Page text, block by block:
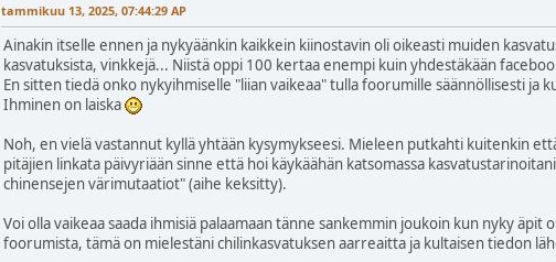
tammikuu 13, 2025, 07:44:29 AP
Ainakin itselle ennen ja nykyäänkin kaikkein kiinostavin oli oikeasti muiden
kasvatuksista, vinkkejä... Niistä oppi 100 kertaa enempi kuin yhdestäkään
En sitten tiedä onko nykyihmiselle "liian vaikeaa" tulla foorumille säännöllisesti ja
Ihminen on laiska
Noh, en vielä vastannut kyllä yhtään kysymykseesi. Mieleen putkahti kuitenkin
pitäjien linkata päivyriään sinne että hoi käykäähän katsomassa
chinensejen värimutaatiot" (aihe keksitty).
Voi olla vaikeaa saada ihmisiä palaamaan tänne sankemmin joukoin kun nyky äpit
foorumista, tämä on mielestäni chilinkasvatuksen aarreaitta ja kultaisen tiedon